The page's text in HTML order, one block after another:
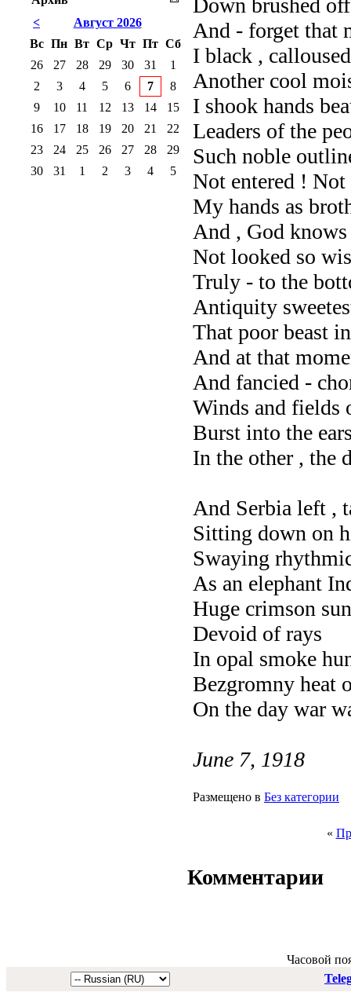
Down brushed
And - forget that
I black ,
Another cool
I shook hands
Leaders of the
Such noble
Not entered ! Not
My hands as
And , God
Not looked so
Truly - to the
Antiquity
That poor beast
And at that
And fancied -
Winds and fields
Burst into the
In the other , the
And Serbia left ,
Sitting down on
Swaying
As an elephant
Huge crimson
Devoid of rays
In opal smoke
Bezgromny heat
On the day war
June 7, 1918
Размещено в Без категории
«
Комментарии
<
Август 2026
Вс Пн Вт Ср Чт Пт Сб
26
27 28 29 30 31
1
2
3 4 5 6 7
8
9
10 11 12 13 14
15
16
17 18 19 20 21
22
23
24 25 26 27 28
29
30
31 1 2 3 4 5
Часовой